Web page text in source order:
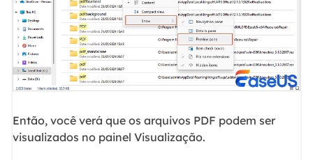
Então, você verá que os arquivos PDF podem ser
visualizados no painel Visualização.